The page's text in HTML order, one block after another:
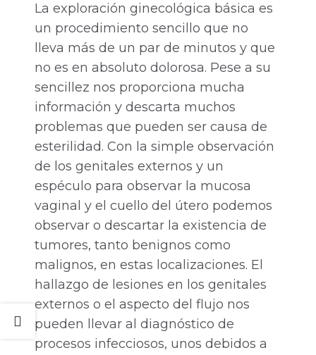
La exploración ginecológica básica es
un procedimiento sencillo que no
lleva más de un par de minutos y que
no es en absoluto dolorosa. Pese a su
sencillez nos proporciona mucha
información y descarta muchos
problemas que pueden ser causa de
esterilidad. Con la simple observación
de los genitales externos y un
espéculo para observar la mucosa
vaginal y el cuello del útero podemos
observar o descartar la existencia de
tumores, tanto benignos como
malignos, en estas localizaciones. El
hallazgo de lesiones en los genitales
externos o el aspecto del flujo nos
pueden llevar al diagnóstico de
procesos infecciosos, unos debidos a